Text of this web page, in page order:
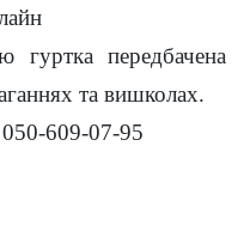
гуртка передбачена
та вишколах.
609-07-95